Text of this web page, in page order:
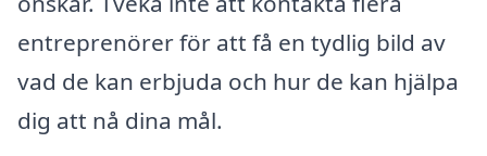
entreprenörer för att få en tydlig bild av
vad de kan erbjuda och hur de kan hjälpa
dig att nå dina mål.